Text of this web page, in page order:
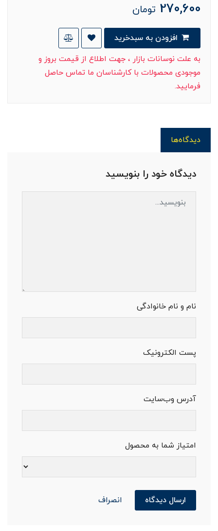
270,600 تومان
به علت نوسانات بازار ، جهت اطلاع از قیمت بروز و
موجودی محصولات با کارشناسان ما تماس حاصل
فرمایید.
دیدگاه‌ها
دیدگاه خود را بنویسید
نام و نام خانوادگی
پست الکترونیک
آدرس وب‌سایت
امتیاز شما به محصول
ارسال دیدگاه انصراف